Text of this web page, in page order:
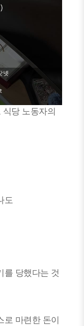
당 노동자의
도
를 당했다는 것
마련한 돈이